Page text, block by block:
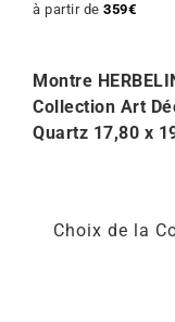
à partir de 359€
Montre
Collection Art
Quartz 17,80 x
Choix de la